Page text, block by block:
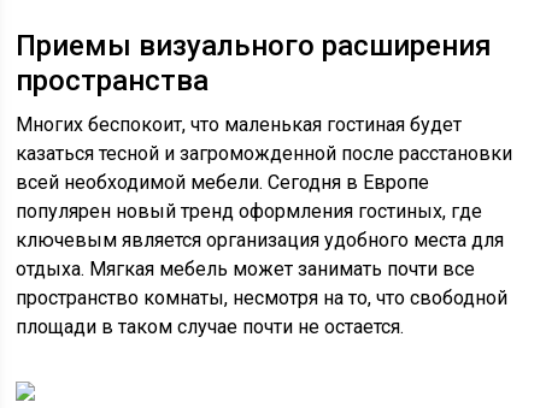
Приемы визуального расширения
пространства
Многих беспокоит, что маленькая гостиная будет
казаться тесной и загроможденной после расстановки
всей необходимой мебели. Сегодня в Европе
популярен новый тренд оформления гостиных, где
ключевым является организация удобного места для
отдыха. Мягкая мебель может занимать почти все
пространство комнаты, несмотря на то, что свободной
площади в таком случае почти не остается.